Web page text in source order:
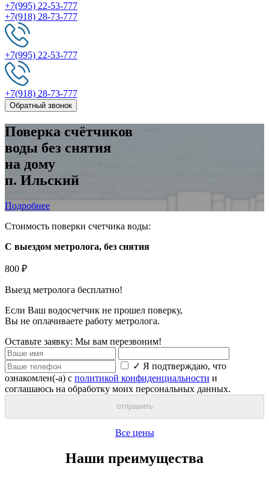
+7(995) 22-53-777
+7(918) 28-73-777
+7(995) 22-53-777
+7(918) 28-73-777
Обратный звонок
Поверка счётчиков
воды без снятия
на дому
п. Ильский
Подробнее
Стоимость поверки счетчика воды:
С выездом метролога, без снятия
800 ₽
Выезд метролога бесплатно!
Если Ваш водосчетчик не прошел поверку,
Вы не оплачиваете работу метролога.
Оставьте заявку: Мы вам перезвоним!
✓ Я подтверждаю, что
ознакомлен(-а) с политикой конфиденциальности и
соглашаюсь на обработку моих персональных данных.
отправить
Все цены
Наши преимущества